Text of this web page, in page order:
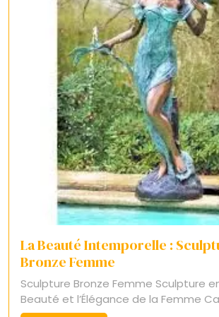
La Beauté Intemporelle :
Bronze Femme
Sculpture Bronze Femme Sculpture
Beauté et l’Élégance de la Femme